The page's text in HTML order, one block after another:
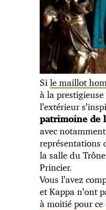
Si le maillot
à la
l’extérieur
patrimoine de
avec
représentations
la salle du
Princier.
Vous l’avez
et Kappa n’ont
à moitié pour ce